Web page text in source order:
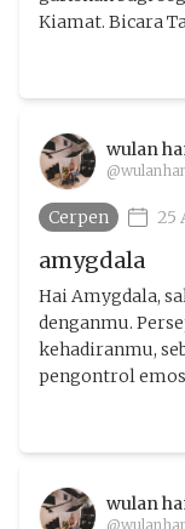
Kiamat. Bicara
wulan
Cerpen 25
amygdala
Hai Amygdala,
denganmu.
kehadiranmu,
pengontrol
wulan